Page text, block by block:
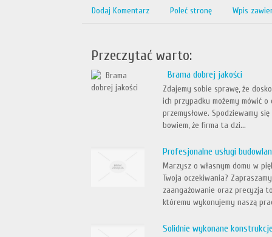
Dodaj Komentarz Poleć stronę Wpis
Przeczytać warto:
Brama dobrej jakości
Zdajemy sobie sprawę, że
ich przypadku możemy mówić
przemysłowe. Spodziewamy
bowiem, że firma ta dzi...
Profesjonalne usługi
Marzysz o własnym domu w
Twoja oczekiwania?
zaangażowanie oraz precyzja
któremu wykonujemy naszą
Solidnie wykonane